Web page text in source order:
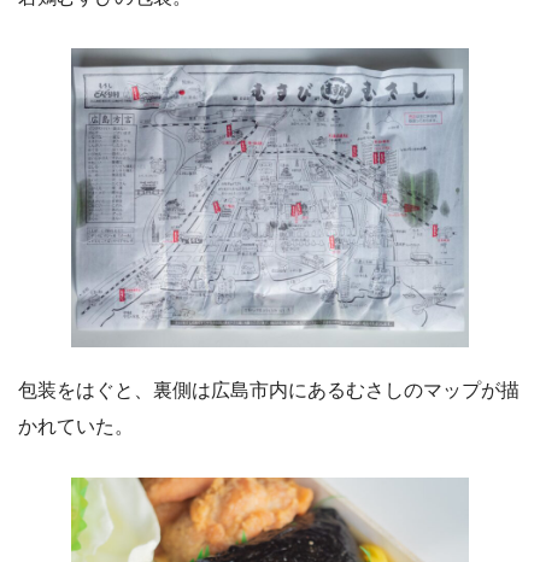
包装をはぐと、裏側は広島市内にあるむさしのマップが描
かれていた。